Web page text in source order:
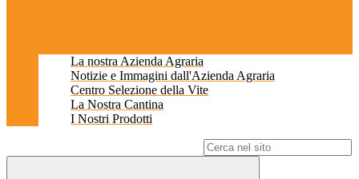
La nostra Azienda Agraria
Notizie e Immagini dall'Azienda Agraria
Centro Selezione della Vite
La Nostra Cantina
I Nostri Prodotti